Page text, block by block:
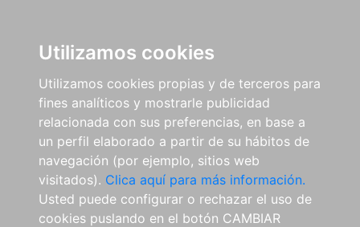
Utilizamos cookies
Utilizamos cookies propias y de terceros para
fines analíticos y mostrarle publicidad
relacionada con sus preferencias, en base a
un perfil elaborado a partir de su hábitos de
navegación (por ejemplo, sitios web
visitados). Clica aquí para más información.
Usted puede configurar o rechazar el uso de
cookies puslando en el botón CAMBIAR